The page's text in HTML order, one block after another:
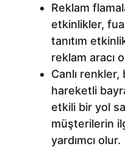
Reklam
etkinlikler,
tanıtım
reklam aracı
Canlı
hareketli
etkili bir yol
müşterilerin
yardımcı olur.